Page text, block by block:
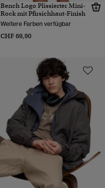
Bench Logo Plissierter Mini-
Rock mit Pfirsichhaut-Finish
Weitere Farben verfügbar
CHF 69,90